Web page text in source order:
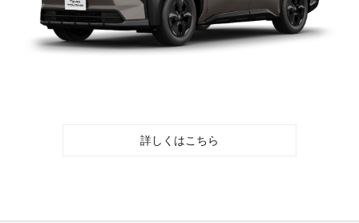
詳しくはこちら